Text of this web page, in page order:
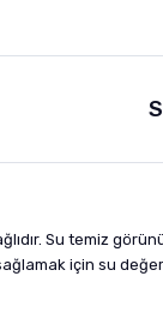
Su temiz
için su